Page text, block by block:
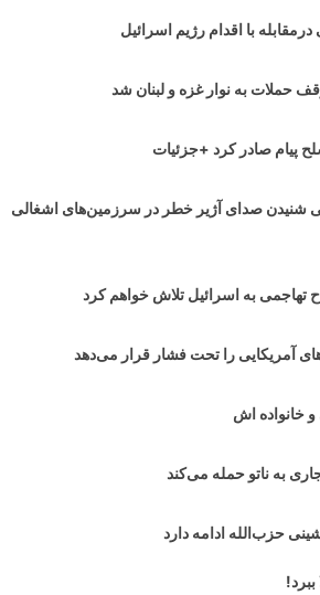
با اقدام رژیم اسرائیل
حملات به نوار غزه و لبنان شد
پیام صادر کرد +جزئیات
شنیدن صدای آژیر خطر در سرزمین‌های اشغالی
به اسرائیل تلاش خواهم کرد
آمریکایی را تحت فشار قرار می‌دهد
جاری به ناتو حمله می‌کند
حزب‌الله ادامه دارد
ببرد!